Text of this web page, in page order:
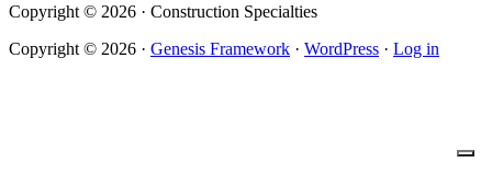
Copyright © 2026 · Construction Specialties
Copyright © 2026 · Genesis Framework · WordPress · Log in